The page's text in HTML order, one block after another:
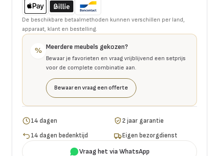
De beschikbare betaalmethoden kunnen verschillen per land,
apparaat, klant en bestelling.
% Meerdere meubels gekozen?
Bewaar je favorieten en vraag vrijblijvend een setprijs
voor de complete combinatie aan.
Bewaar en vraag een offerte
14 dagen
2 jaar garantie
14 dagen bedenktijd
Eigen bezorgdienst
Vraag het via WhatsApp